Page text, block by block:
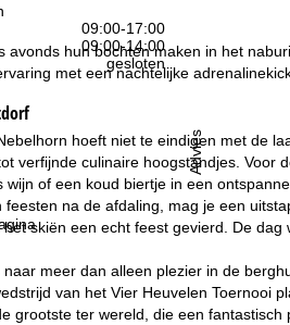
09:00-17:00
09:00-14:00
gesloten
Advies
avonds hun bochten maken in het
met een nachtelijke
hoeft niet te eindigen met de
verfijnde culinaire hoogstandjes.
of een koud biertje in een
feesten na de afdaling, mag je een
skiën een echt feest gevierd. De
meer dan alleen plezier in de
van het Vier Heuvelen Toernooi
grootste ter wereld, die een fantastisch